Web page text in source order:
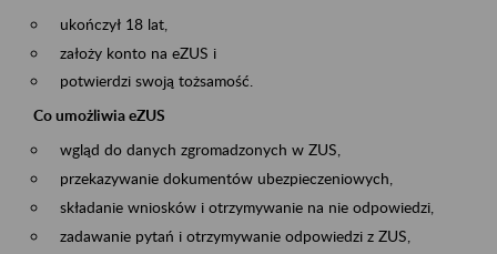
ukończył 18 lat,
założy konto na eZUS i
potwierdzi swoją tożsamość.
Co umożliwia eZUS
wgląd do danych zgromadzonych w ZUS,
przekazywanie dokumentów ubezpieczeniowych,
składanie wniosków i otrzymywanie na nie odpowiedzi,
zadawanie pytań i otrzymywanie odpowiedzi z ZUS,